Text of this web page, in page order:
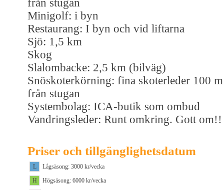
från stugan
Minigolf: i byn
Restaurang: I byn och vid liftarna
Sjö: 1,5 km
Skog
Slalombacke: 2,5 km (bilväg)
Snöskoterkörning: fina skoterleder 100 m
från stugan
Systembolag: ICA-butik som ombud
Vandringsleder: Runt omkring. Gott om!!
Priser och tillgänglighetsdatum
L
Lågsäsong: 3000 kr/vecka
H
Högsäsong: 6000 kr/vecka